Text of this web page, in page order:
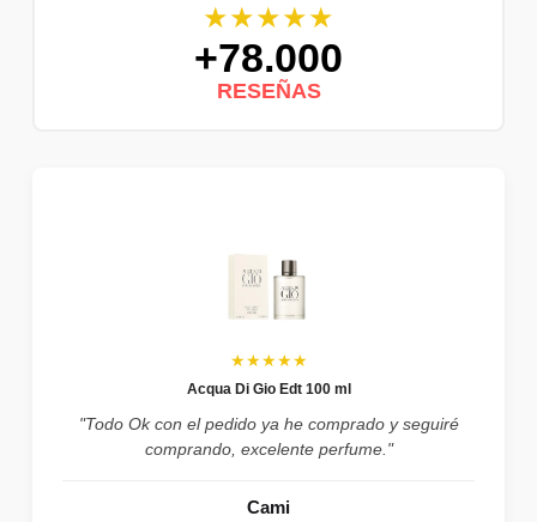
★★★★★
+78.000
RESEÑAS
★★★★★
Acqua Di Gio Edt 100 ml
"Todo Ok con el pedido ya he comprado y seguiré
comprando, excelente perfume."
Cami